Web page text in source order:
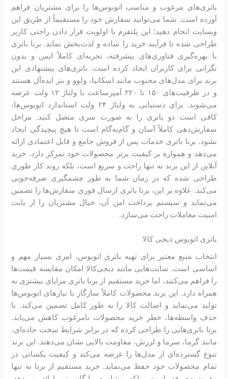
باتری‌های مرغوب و مناسب اتوبوس‌ها را برای مشتریان فراهم
آورده است. شما می‌توانید سفارش خود را مستقیماً از طریق این
وبسایت انجام دهید؛ این پلتفرم با اولویت قرار دادن راحتی کاربر
طراحی شده تا فرآیند خرید را ساده و لذت‌بخش نماید. برنا باتری
با بهره‌گیری فناوری‌های پیشرفته، تجربه‌ای کاملاً ایمن و بدون
نگرانی برای کاربران ایجاد کرده است. باتری‌های پیشنهادی این
برند برای مدل‌های محبوب مانند اسکانیا، ولوو و بنز ایده‌آل هستند
و در ظرفیت‌های ۱۵۰ تا ۲۲۰ آمپرساعت با ولتاژ ۱۲ ولت عرضه
می‌شوند. برای دستیابی به ولتاژ ۲۴ ولت استاندارد اتوبوس‌ها،
کافی است دو باتری را به صورت سری متصل کنید. مراحل
سفارش‌دهی کاملاً آسان و گام‌به‌گام است تا هیچ پیچیدگی ایجاد
نشود. برنا باتری خدمات پس از فروش جامع و قابل اعتمادی ارائه
می‌دهد و همواره بر کیفیت برتر محصولات خود تمرکز دارد. خرید
آنلاین از این برند نه تنها راحت و سریع است، بلکه روند کار طوری
طراحی شده که در زمان شما به طور چشمگیری صرفه‌جویی
می‌کند. علاوه بر این، برنا باتری ارسال فوری سفارش‌ها را تضمین
می‌نماید و سیستم پرداخت امن آن، خیال مشتریان را از بابت
امنیت معاملات راحت می‌سازد.
باتری اتوبوس دیجی کالا
انتخاب منبع معتبر برای تهیه باتری اتوبوس، امری بسیار مهم و
اساسی است. سایت‌هایی مانند دیجی‌کالا امکان مقایسه قیمت‌ها
را فراهم می‌کنند، اما خرید مستقیم از برنا باتری مزایای بیشتری به
همراه دارد. این برند محصولات کاملاً سازگار با نیازهای اتوبوس‌ها
تولید می‌نماید و اصالت کالا را به طور کامل تضمین می‌کند. با
حذف واسطه‌ها، خطر خرید محصولات نامرغوب کاهش می‌یابد.
برنا باتری‌هایی را طراحی کرده که در برابر شرایط سخت جاده‌ای،
مانند گرما، سرما و لرزش، مقاومت بالایی نشان می‌دهند. این برند
تنوع گسترده‌ای از مدل‌ها را عرضه می‌کند و کیفیت یکسانی در
تمام محصولات خود حفظ می‌نماید. خرید مستقیم از برنا نه تنها